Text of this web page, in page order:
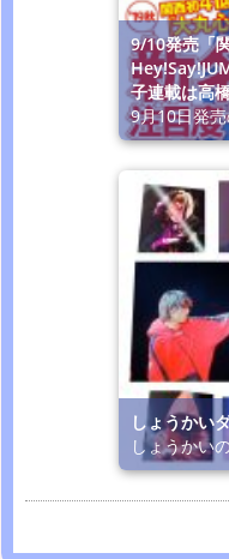
9/10発売「
子連載は高
9月10日発
しょうかい
しょうかい